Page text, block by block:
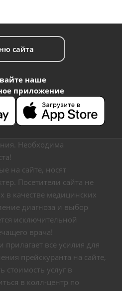
сайта
наше
приложение
Необходима
на сайте, носят
Посетители сайта не
в качестве медицинских
диагноза и выбор
исключительной
врача!
все усилия для
прейскуранта на сайте,
стоимость услуг в
в колл-центр по